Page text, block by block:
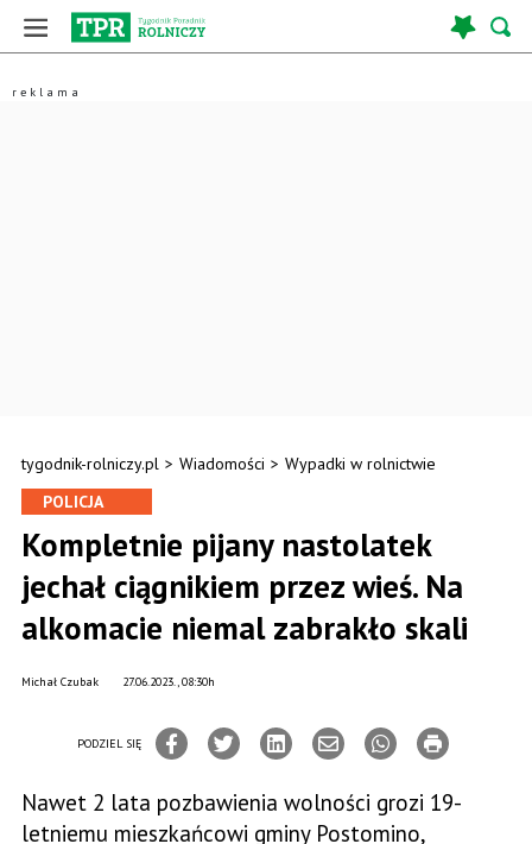
tygodnik-rolniczy.pl > Wiadomości > Wypadki w rolnictwie
POLICJA
Kompletnie pijany nastolatek
jechał ciągnikiem przez wieś. Na
alkomacie niemal zabrakło skali
27.06.2023., 08:30h
Michał Czubak
PODZIEL SIĘ
Nawet 2 lata pozbawienia wolności grozi 19-
letniemu mieszkańcowi gminy Postomino,